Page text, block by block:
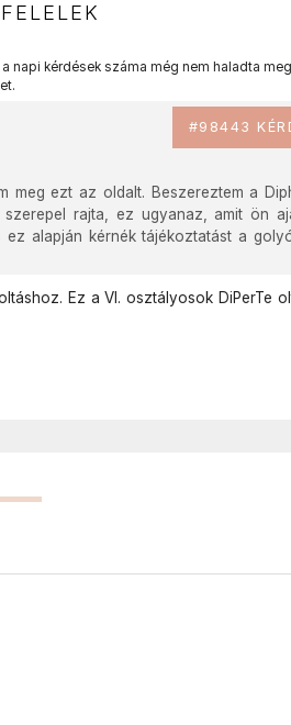
napi kérdések száma még nem haladta
#98443
meg ezt az oldalt. Beszereztem a
rajta, ez ugyanaz, amit ön
alapján kérnék tájékoztatást a
Ez a VI. osztályosok DiPerTe